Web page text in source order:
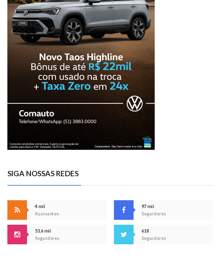
SIGA NOSSAS REDES
4 mil
Assinantes
97 mil
Seguidores
53,6 mil
Seguidores
618
Seguidores